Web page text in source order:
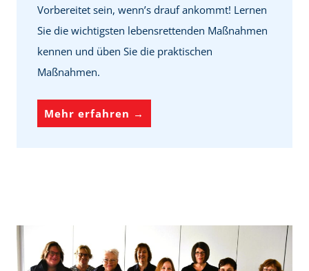
Vorbereitet sein, wenn’s drauf ankommt! Lernen
Sie die wichtigsten lebensrettenden Maßnahmen
kennen und üben Sie die praktischen
Maßnahmen.
Mehr erfahren →
i